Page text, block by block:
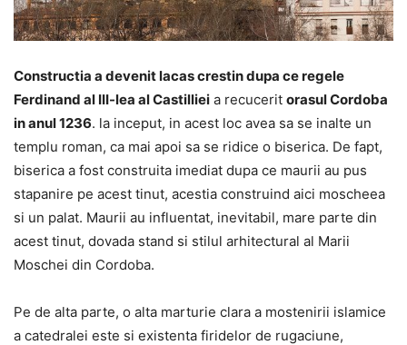
Constructia a devenit lacas crestin dupa ce regele
Ferdinand al III-lea al Castilliei a recucerit orasul Cordoba
in anul 1236. la inceput, in acest loc avea sa se inalte un
templu roman, ca mai apoi sa se ridice o biserica. De fapt,
biserica a fost construita imediat dupa ce maurii au pus
stapanire pe acest tinut, acestia construind aici moscheea
si un palat. Maurii au influentat, inevitabil, mare parte din
acest tinut, dovada stand si stilul arhitectural al Marii
Moschei din Cordoba.
Pe de alta parte, o alta marturie clara a mostenirii islamice
a catedralei este si existenta firidelor de rugaciune,